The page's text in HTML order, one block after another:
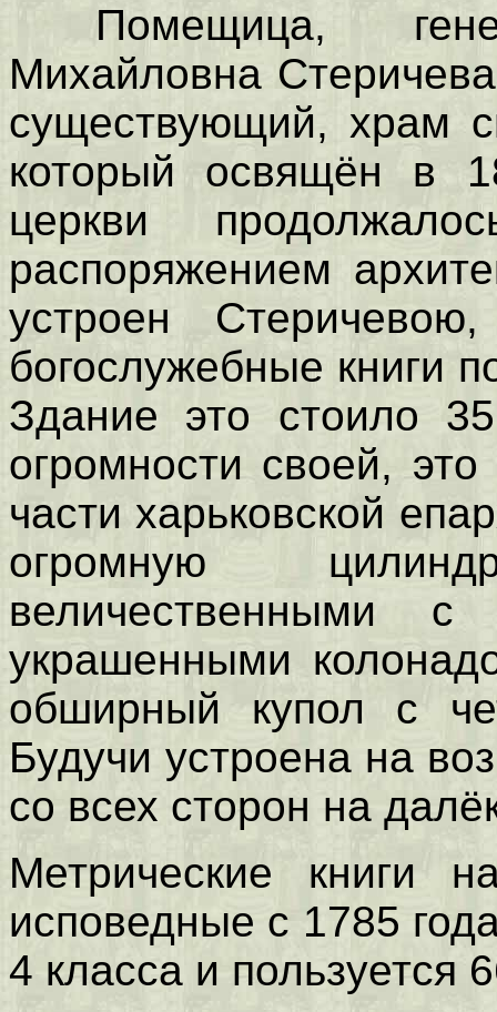
Помещица,
Михайловна
существующий, храм
который освящён в
церкви
распоряжением
устроен
богослужебные книги
Здание это стоило
огромности своей,
части харьковской
огромную
величественными
украшенными
обширный купол с
Будучи устроена на
со всех сторон на
Метрические книги
исповедные с 1785
4 класса и пользуется